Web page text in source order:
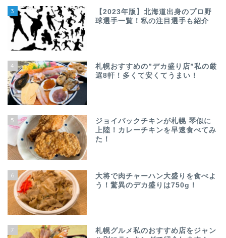
3
【2023年版】北海道出身のプロ野
球選手一覧！私の注目選手も紹介
4
札幌おすすめの”デカ盛り店”私の厳
選8軒！多くて安くてうまい！
5
ジョイパックチキンが札幌 琴似に
上陸！カレーチキンを早速食べてみ
た！
6
大将で肉チャーハン大盛りを食べよ
う！驚異のデカ盛りは750g！
7
札幌グルメ私のおすすめ店をジャン